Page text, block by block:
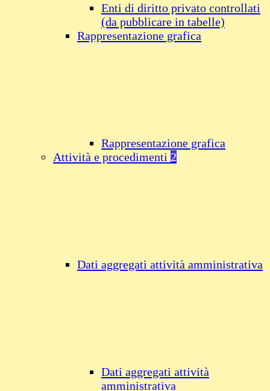
Enti di diritto privato controllati
(da pubblicare in tabelle)
Rappresentazione grafica
Rappresentazione grafica
Attività e procedimenti 2
Dati aggregati attività amministrativa
Dati aggregati attività
amministrativa